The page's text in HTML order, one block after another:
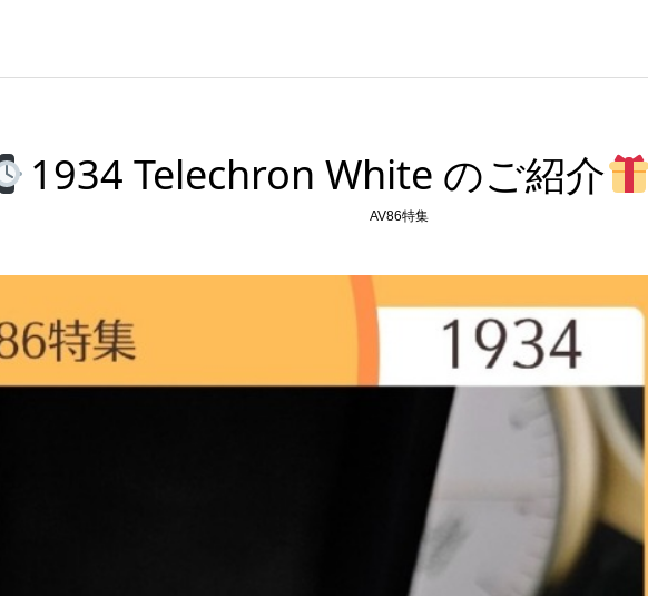
1934 Telechron White のご紹介
AV86特集